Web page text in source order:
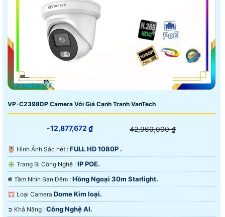
VP-C2398DP Camera Với Giá Cạnh Tranh VanTech
-12,877,672 ₫ 42,960,000 ₫
🦉 Hình Ảnh Sắc nét : FULL HD 1080P .
✳️ Trang Bị Công Nghệ : IP POE.
❃ Tầm Nhìn Ban Đêm : Hồng Ngoại 30m Starlight.
💢 Loại Camera Dome Kim loại.
️➲ Khả Năng : Công Nghệ AI.